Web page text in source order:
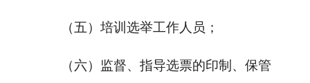
（五）培训选举工作人员；
（六）监督、指导选票的印制、保管